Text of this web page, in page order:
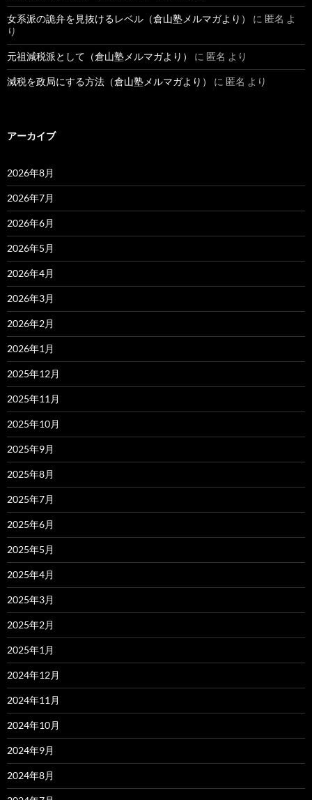
女系派の詭弁を見抜けるレベル（倉山塾メルマガより） に 匿名 よ
り
元祖減税派として（倉山塾メルマガより） に 匿名 より
減税を政局にする方法（倉山塾メルマガより） に 匿名 より
アーカイブ
2026年8月
2026年7月
2026年6月
2026年5月
2026年4月
2026年3月
2026年2月
2026年1月
2025年12月
2025年11月
2025年10月
2025年9月
2025年8月
2025年7月
2025年6月
2025年5月
2025年4月
2025年3月
2025年2月
2025年1月
2024年12月
2024年11月
2024年10月
2024年9月
2024年8月